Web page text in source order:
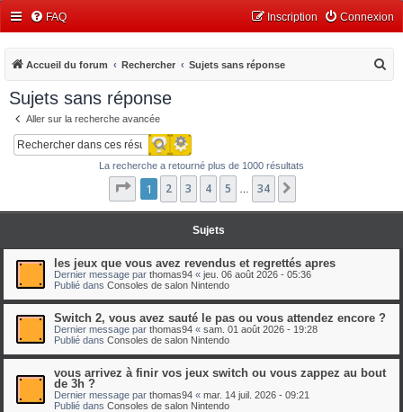
FAQ Connexion
Inscription
Accueil du forum Rechercher Sujets sans réponse
h
Sujets sans réponse
Aller sur la recherche avancée
Rechercher
Recherche avancée
La recherche a retourné plus de 1000 résultats
Page sur34
1 2 3 4 5 34
Sujets
les jeux que vous avez revendus et regrettés apres
Dernier message par thomas94 « jeu. 06 août 2026 - 05:36
Publié dans Consoles de salon Nintendo
Switch 2, vous avez sauté le pas ou vous attendez encore ?
Dernier message par thomas94 « sam. 01 août 2026 - 19:28
Publié dans Consoles de salon Nintendo
vous arrivez à finir vos jeux switch ou vous zappez au bout
de 3h ?
Dernier message par thomas94 « mar. 14 juil. 2026 - 09:21
Publié dans Consoles de salon Nintendo